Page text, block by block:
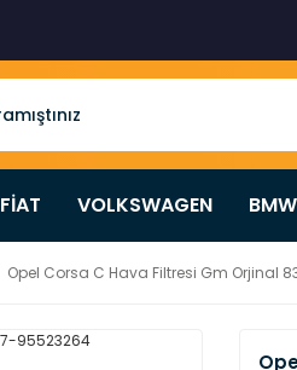
FİAT VOLKSWAGEN BMW
Opel Corsa C Hava Filtresi Gm Orjinal